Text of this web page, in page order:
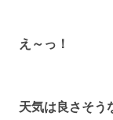
え～っ！
天気は良さそう